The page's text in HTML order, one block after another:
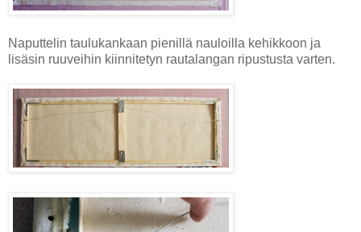
Naputtelin taulukankaan pienillä nauloilla kehikkoon ja
lisäsin ruuveihin kiinnitetyn rautalangan ripustusta varten.